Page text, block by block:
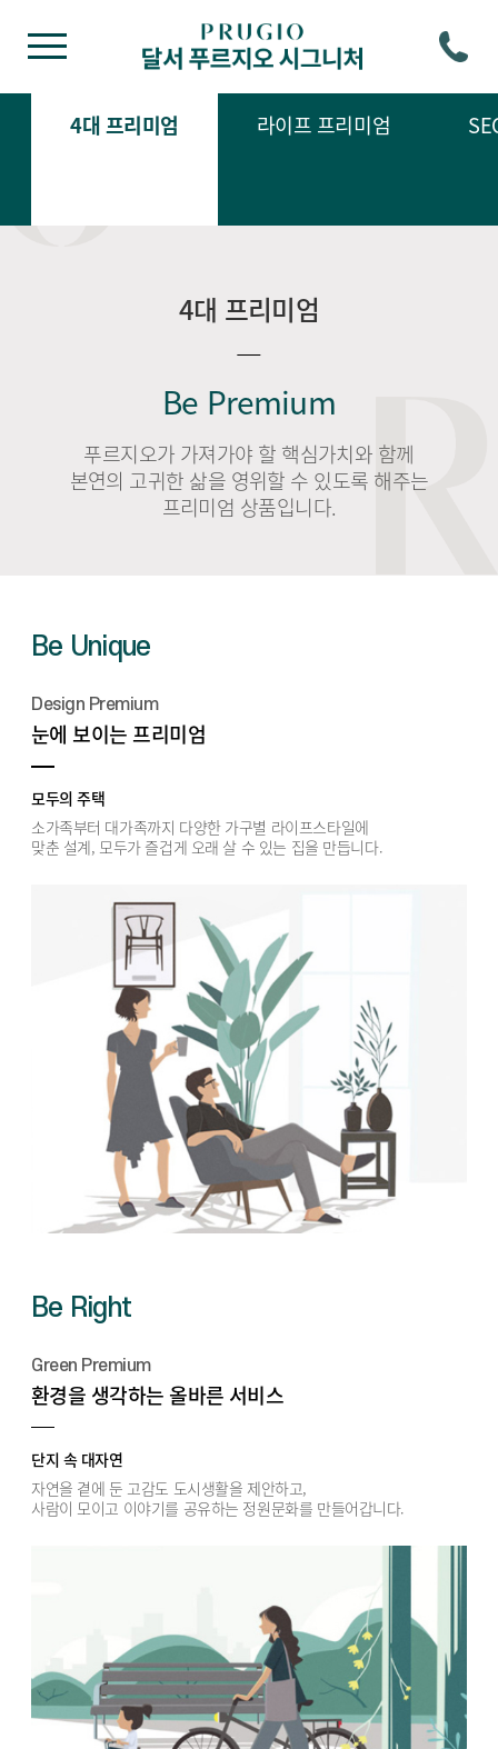
4대 프리미엄 라이프 프리미엄
4대 프리미엄
Be Premium
푸르지오가 가져가야 할 핵심가치와 함께
본연의 고귀한 삶을 영위할 수 있도록 해주는
프리미엄 상품입니다.
Be Unique
Design Premium
눈에 보이는 프리미엄
모두의 주택
소가족부터 대가족까지 다양한 가구별 라이프스타일에
맞춘 설계, 모두가 즐겁게 오래 살 수 있는 집을 만듭니다.
Be Right
Green Premium
환경을 생각하는 올바른 서비스
단지 속 대자연
자연을 곁에 둔 고감도 도시생활을 제안하고,
사람이 모이고 이야기를 공유하는 정원문화를 만들어갑니다.